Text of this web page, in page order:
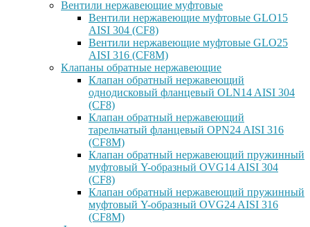
Вентили нержавеющие муфтовые
Вентили нержавеющие муфтовые GLO15
AISI 304 (CF8)
Вентили нержавеющие муфтовые GLO25
AISI 316 (CF8M)
Клапаны обратные нержавеющие
Клапан обратный нержавеющий
однодисковый фланцевый OLN14 AISI 304
(CF8)
Клапан обратный нержавеющий
тарельчатый фланцевый OPN24 AISI 316
(CF8M)
Клапан обратный нержавеющий пружинный
муфтовый Y-образный OVG14 AISI 304
(CF8)
Клапан обратный нержавеющий пружинный
муфтовый Y-образный OVG24 AISI 316
(CF8М)